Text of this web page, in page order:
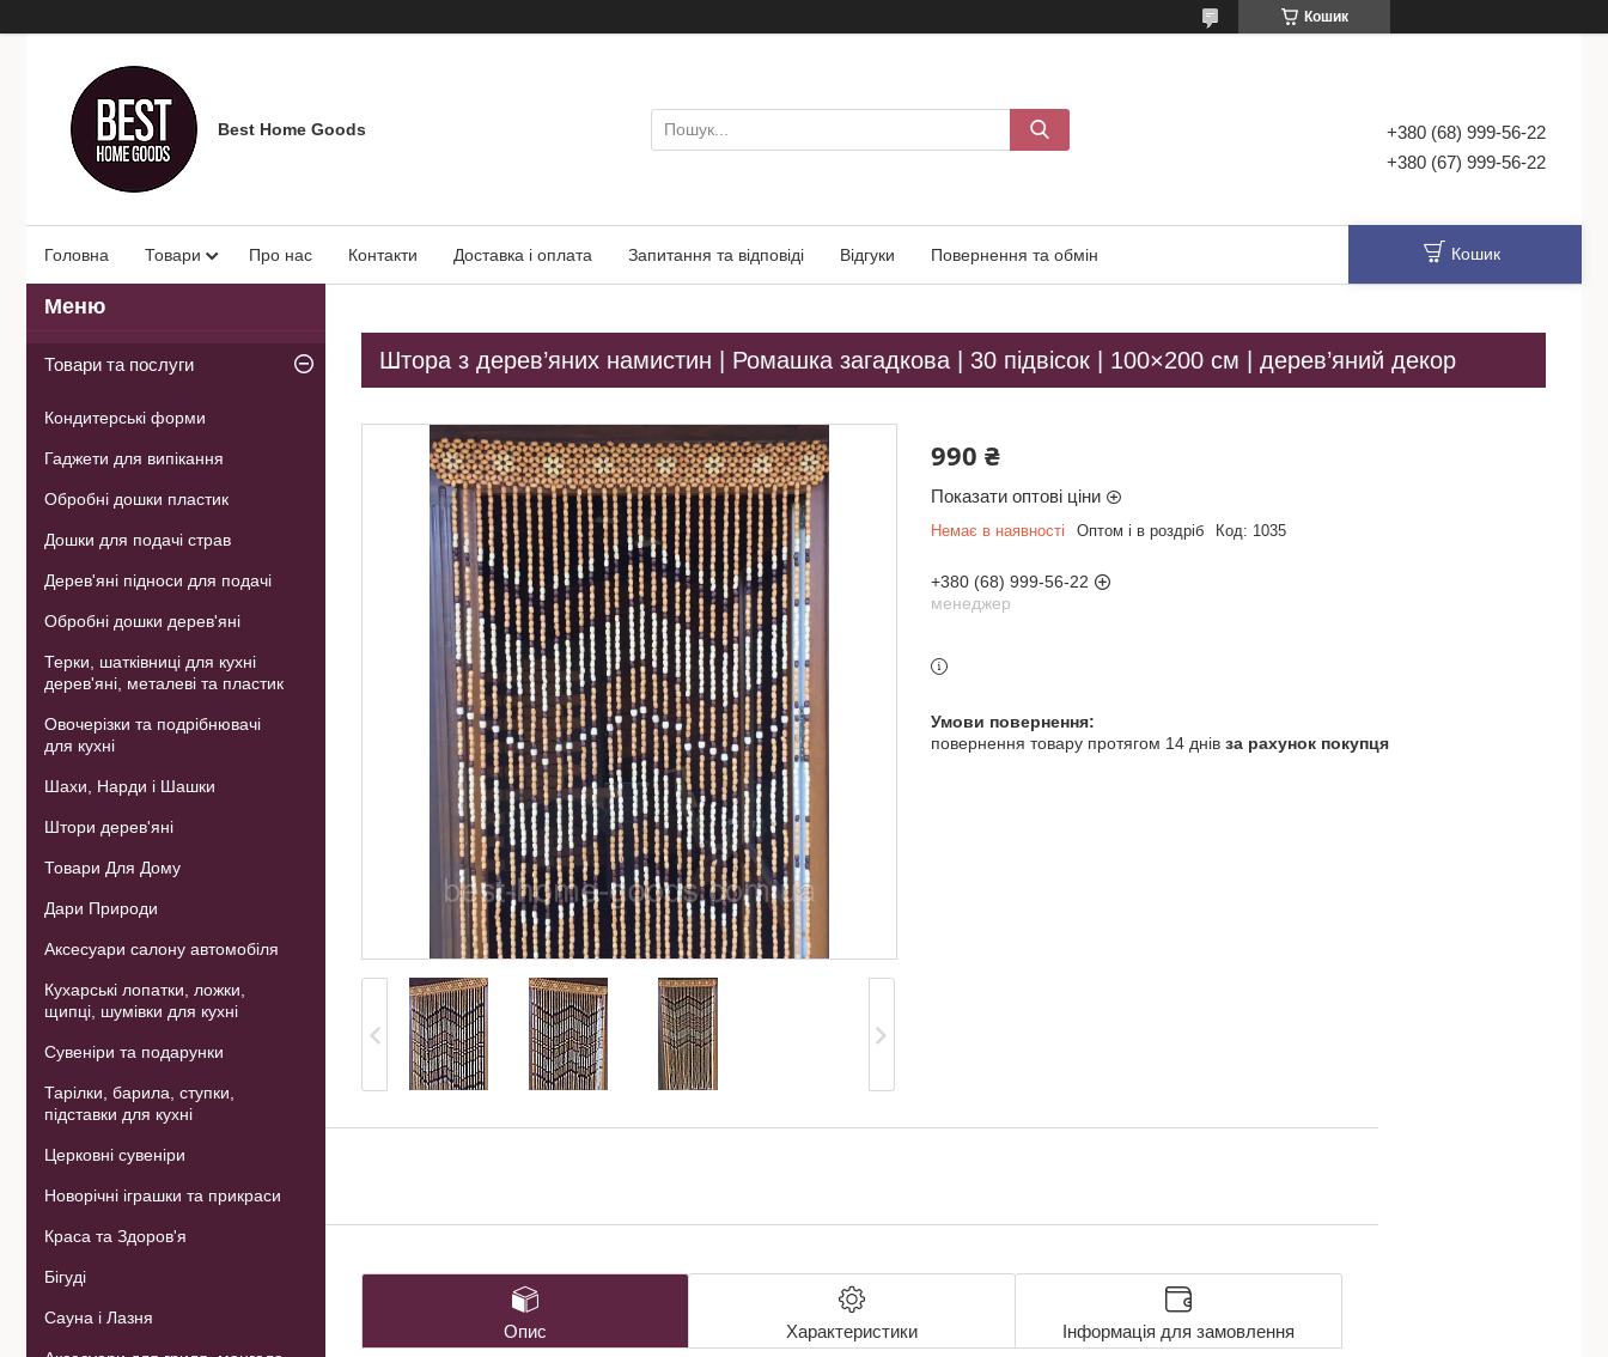
Кошик
Best Home Goods
+380 (68) 999-56-22
+380 (67) 999-56-22
Головна Товари Про нас Контакти Доставка і оплата Запитання та відповіді Відгуки Повернення та обмін Кошик
Штора з дерев’яних намистин | Ромашка загадкова | 30 підвісок | 100×200 см | дерев’яний декор
990 ₴
Показати оптові ціни
Немає в наявності Оптом і в роздріб Код: 1035
+380 (68) 999-56-22
менеджер
повернення товару протягом 14 днів за рахунок покупця
Опис Характеристики Інформація для замовлення
Товари та послуги
Кондитерські форми
Гаджети для випікання
Обробні дошки пластик
Дошки для подачі страв
Дерев'яні підноси для подачі
Обробні дошки дерев'яні
Терки, шатківниці для кухні
дерев'яні, металеві та пластик
Овочерізки та подрібнювачі
для кухні
Шахи, Нарди і Шашки
Штори дерев'яні
Товари Для Дому
Дари Природи
Аксесуари салону автомобіля
Кухарські лопатки, ложки,
щипці, шумівки для кухні
Сувеніри та подарунки
Тарілки, барила, ступки,
підставки для кухні
Церковні сувеніри
Новорічні іграшки та прикраси
Краса та Здоров'я
Бігуді
Сауна і Лазня